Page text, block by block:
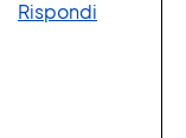
Rispondi